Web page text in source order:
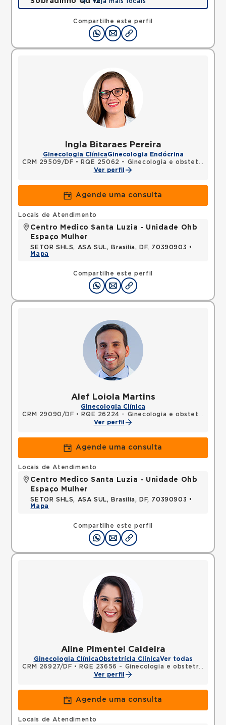
Compartilhe este perfil
QUADRA, SOBRADINHO, Brasilia, DF, 73010120 •
Ingla Bitaraes Pereira
Ginecologia ClínicaGinecologia Endócrina
CRM 29509/DF •
RQE 25062 - Ginecologia e obstetrícia
Ver perfil
Agende uma consulta
Compartilhe este perfil
Locais de Atendimento
Centro Medico Santa Luzia - Unidade Ohb
Espaço Mulher
SETOR SHLS, ASA SUL, Brasilia, DF, 70390903 •
Mapa
Alef Loiola Martins
Ginecologia Clínica
CRM 29090/DF •
RQE 26224 - Ginecologia e obstetrícia
Ver perfil
Agende uma consulta
Compartilhe este perfil
Locais de Atendimento
Centro Medico Santa Luzia - Unidade Ohb
Espaço Mulher
SETOR SHLS, ASA SUL, Brasilia, DF, 70390903 •
Mapa
Aline Pimentel Caldeira
Ginecologia ClínicaObstetrícia ClínicaVer todas
CRM 26927/DF •
RQE 23656 - Ginecologia e obstetrícia
Ver perfil
Agende uma consulta
Locais de Atendimento